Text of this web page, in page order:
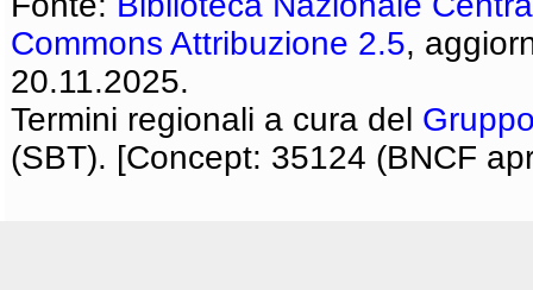
Commons Attribuzione 2.5,
20.11.2025.
Termini regionali a cura del
(SBT). [Concept: 35124 (BNCF